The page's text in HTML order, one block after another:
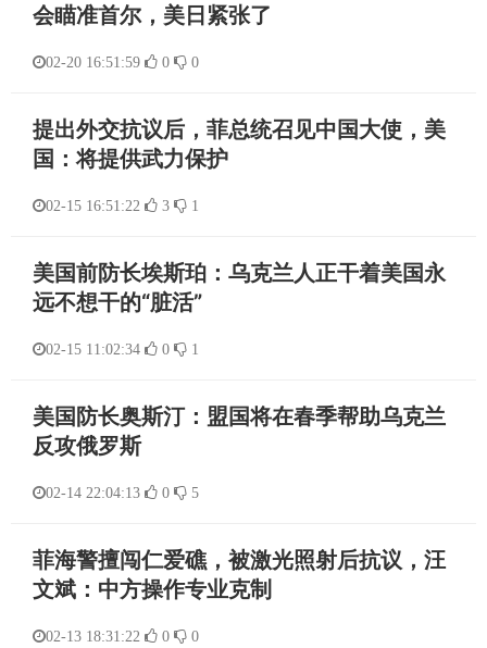
会瞄准首尔，美日紧张了
02-20 16:51:59 0 0
提出外交抗议后，菲总统召见中国大使，美
国：将提供武力保护
02-15 16:51:22 3 1
美国前防长埃斯珀：乌克兰人正干着美国永
远不想干的“脏活”
02-15 11:02:34 0 1
美国防长奥斯汀：盟国将在春季帮助乌克兰
反攻俄罗斯
02-14 22:04:13 0 5
菲海警擅闯仁爱礁，被激光照射后抗议，汪
文斌：中方操作专业克制
02-13 18:31:22 0 0